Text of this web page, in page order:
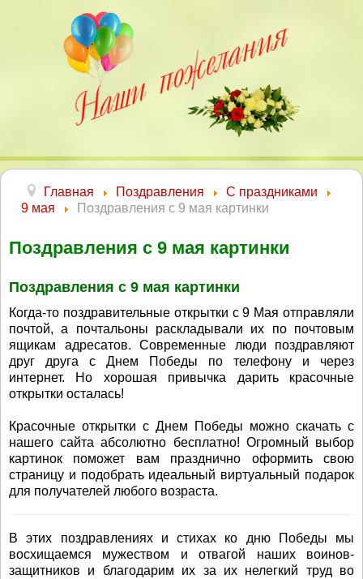
Главная Поздравления
С праздниками
9 мая
Поздравления с 9 мая картинки
Поздравления с 9 мая картинки
Поздравления с 9 мая картинки
Когда-то поздравительные открытки с 9 Мая отправляли
почтой, а почтальоны раскладывали их по почтовым
ящикам адресатов. Современные люди поздравляют
друг друга с Днем Победы по телефону и через
интернет. Но хорошая привычка дарить красочные
открытки осталась!
Красочные открытки с Днем Победы можно скачать с
нашего сайта абсолютно бесплатно! Огромный выбор
картинок поможет вам празднично оформить свою
страницу и подобрать идеальный виртуальный подарок
для получателей любого возраста.
В этих поздравлениях и стихах ко дню Победы мы
восхищаемся мужеством и отвагой наших воинов-
защитников и благодарим их за их нелегкий труд во